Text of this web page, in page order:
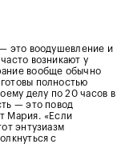
это воодушевление и
возникают у
вообще обычно
полностью
делу по 20 часов в
— это повод
Мария. «Если
энтузиазм
с